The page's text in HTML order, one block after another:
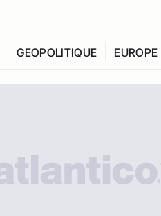
GEOPOLITIQUE EUROPE